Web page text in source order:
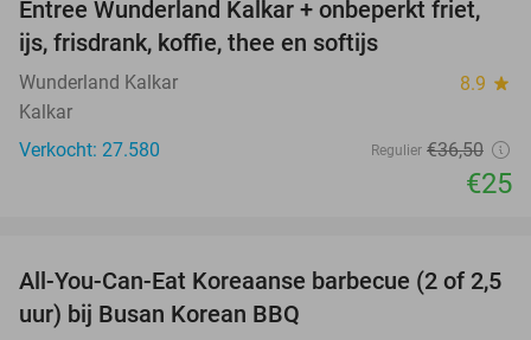
32%
Entree Wunderland Kalkar + onbeperkt friet,
ijs, frisdrank, koffie, thee en softijs
Wunderland Kalkar 8.9 star
Kalkar
Verkocht: 27.580
Regulier €36,50
€25
30%
All-You-Can-Eat Koreaanse barbecue (2 of 2,5
uur) bij Busan Korean BBQ